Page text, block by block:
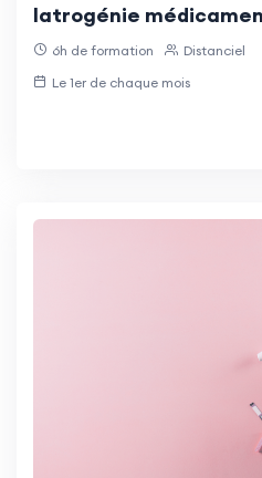
Iatrogénie
6h de formation
Distanciel
Le 1er de chaque mois